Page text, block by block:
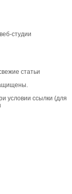
студии
статьи
условии ссылки (для